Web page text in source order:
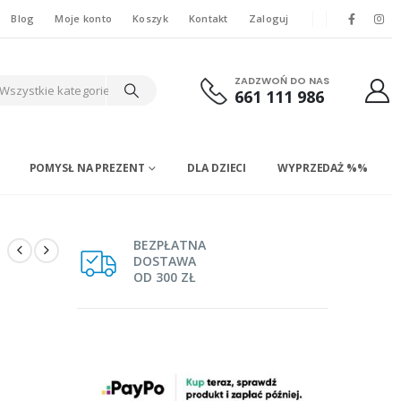
Blog Moje konto Koszyk Kontakt Zaloguj
kategorie
ZADZWOŃ DO NAS
661 111 986
POMYSŁ NA PREZENT DLA DZIECI WYPRZEDAŻ %%
BEZPŁATNA
DOSTAWA
OD 300 ZŁ